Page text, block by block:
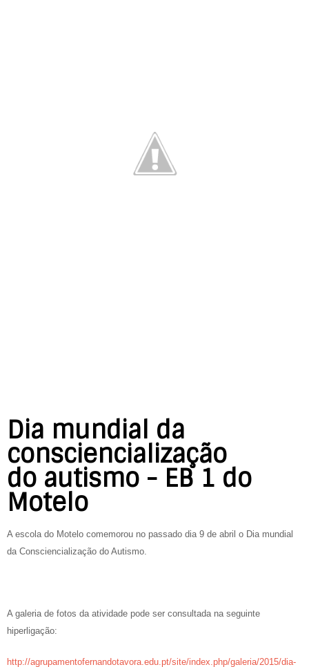
Dia mundial da
consciencialização
do autismo - EB 1 do
Motelo
A escola do Motelo comemorou no passado dia 9 de abril o Dia mundial
da Consciencialização do Autismo.
A galeria de fotos da atividade pode ser consultada na seguinte
hiperligação:
http://agrupamentofernandotavora.edu.pt/site/index.php/galeria/2015/dia-